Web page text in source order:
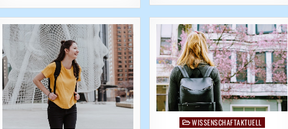
PostedWISSENSCHAFTAKTUELL